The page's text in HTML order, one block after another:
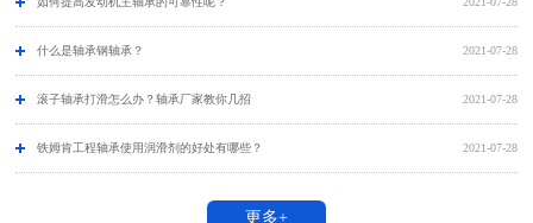
2021-07-28
什么是轴承钢轴承？
2021-07-28
滚子轴承打滑怎么办？轴承厂家教你几招
2021-07-28
铁姆肯工程轴承使用润滑剂的好处有哪些？
更多+